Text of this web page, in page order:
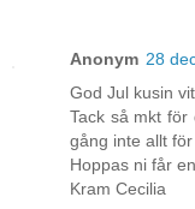
Anonym 28
God Jul kusin
Tack så mkt för
gång inte allt
Hoppas ni får
Kram Cecilia